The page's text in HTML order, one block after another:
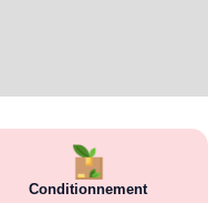
Conditionnement